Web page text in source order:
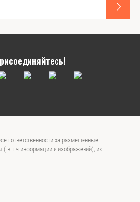
ответственности за размещенные
( в т.ч информации и изображений), их